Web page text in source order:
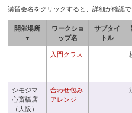
講習会名をクリックすると、詳細が確認
開催場所
▼
ワークショ
ップ名
サブタイ
トル
入門クラス
シモジマ
心斎橋店
（大阪）
合わせ包み
アレンジ